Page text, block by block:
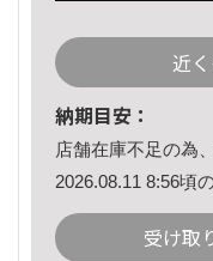
近
納期目安：
店舗在庫不足の為
2026.08.11 8:56頃
受け取